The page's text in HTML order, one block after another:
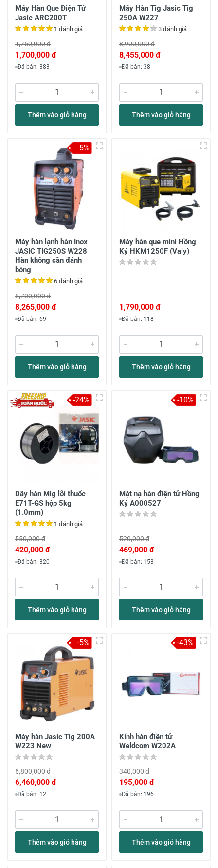
Máy Hàn Que Điện Tử
Jasic ARC200T
1 đánh giá
1,750,000 đ
1,700,000 đ
Đã bán: 383
Thêm vào giỏ hàng
Máy Hàn Tig Jasic Tig
250A W227
3 đánh giá
8,900,000 đ
8,455,000 đ
Đã bán: 38
Thêm vào giỏ hàng
Máy hàn lạnh hàn Inox
JASIC TIG250S W228
Hàn không cần đánh
bóng
6 đánh giá
8,700,000 đ
8,265,000 đ
Đã bán: 69
Thêm vào giỏ hàng
-5%
Máy hàn que mini Hồng
Ký HKM1250F (Valy)
1,790,000 đ
Đã bán: 118
Thêm vào giỏ hàng
Dây hàn Mig lõi thuốc
E71T-GS hộp 5kg
(1.0mm)
1 đánh giá
550,000 đ
420,000 đ
Đã bán: 320
Thêm vào giỏ hàng
-24%
Mặt nạ hàn điện tử Hồng
Ký A000527
520,000 đ
469,000 đ
Đã bán: 153
Thêm vào giỏ hàng
-10%
Máy hàn Jasic Tig 200A
W223 New
6,800,000 đ
6,460,000 đ
Đã bán: 12
Thêm vào giỏ hàng
-5%
Kính hàn điện tử
Weldcom W202A
340,000 đ
195,000 đ
Đã bán: 196
Thêm vào giỏ hàng
-43%